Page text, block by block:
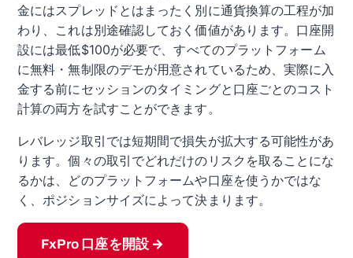
金にはスプレッドとはまったく別に通貨換算の工程が加
わり、これは別途確認しておく価値があります。口座開
設には最低$100が必要で、すべてのプラットフォーム
に無料・無制限のデモが用意されているため、実際に入
金する前にセッションのタイミングと口座ごとのコスト
計算の両方を試すことができます。
レバレッジ取引では短期間で損失が拡大する可能性があ
ります。個々の取引でどれだけのリスクを取ることにな
るかは、どのプラットフォームや口座を使うかではな
く、ポジションサイズによって決まります。
FxPro 口座を開設 →